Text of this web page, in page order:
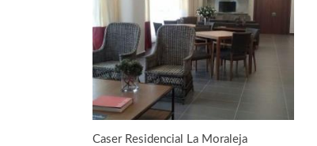
Caser Residencial La Moraleja